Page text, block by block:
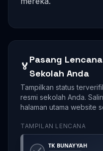
🏅
Pasang
Sekolah Anda
Tampilkan status
resmi sekolah Anda.
halaman utama website
TAMPILAN LENCANA